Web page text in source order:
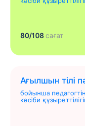
80/108сағат
Ағылшын тілі
бойынша
кәсіби